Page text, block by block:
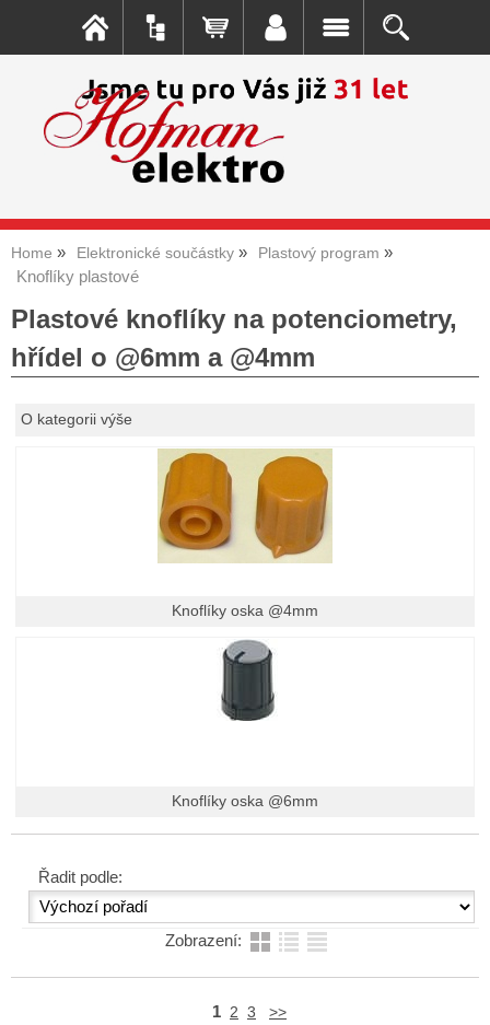
Home Elektronické součástky Plastový program
Knoflíky plastové
Plastové knoflíky na potenciometry,
hřídel o @6mm a @4mm
O kategorii výše
Knoflíky oska @4mm
Knoflíky oska @6mm
Řadit podle:
Zobrazení:
1 2 3 >>